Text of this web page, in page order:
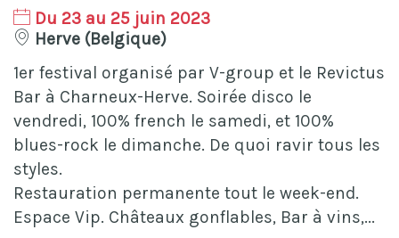
Du 23 au 25 juin 2023
Herve (Belgique)
1er festival organisé par V-group et le Revictus
Bar à Charneux-Herve. Soirée disco le
vendredi, 100% french le samedi, et 100%
blues-rock le dimanche. De quoi ravir tous les
styles.
Restauration permanente tout le week-end.
Espace Vip. Châteaux gonflables, Bar à vins,...